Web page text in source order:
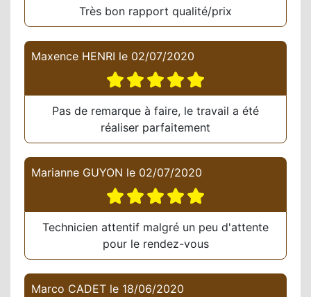
Très bon rapport qualité/prix
Maxence HENRI le 02/07/2020
Pas de remarque à faire, le travail a été
réaliser parfaitement
Marianne GUYON le 02/07/2020
Technicien attentif malgré un peu d'attente
pour le rendez-vous
Marco CADET le 18/06/2020